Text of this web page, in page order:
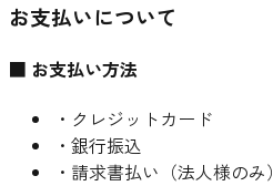
お支払いについて
■ お支払い方法
・クレジットカード
・銀行振込
・請求書払い（法人様のみ）